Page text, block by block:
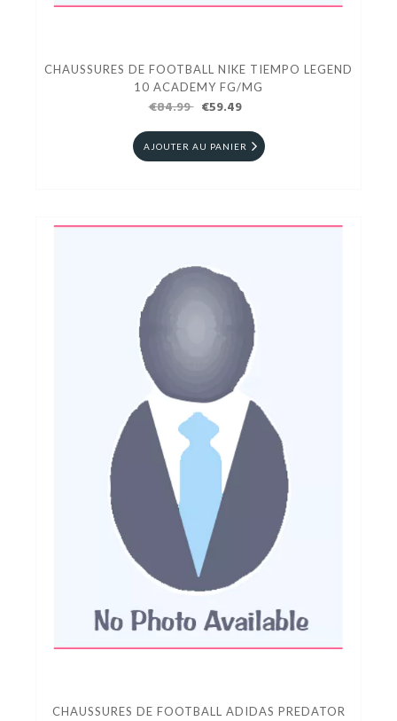
CHAUSSURES DE FOOTBALL NIKE TIEMPO LEGEND
10 ACADEMY FG/MG
€84.99 €59.49
AJOUTER AU PANIER
CHAUSSURES DE FOOTBALL ADIDAS PREDATOR